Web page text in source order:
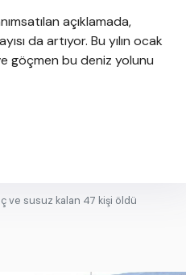
açıklamada,
da artıyor. Bu yılın ocak
göçmen bu deniz yolunu
ve susuz kalan 47 kişi öldü